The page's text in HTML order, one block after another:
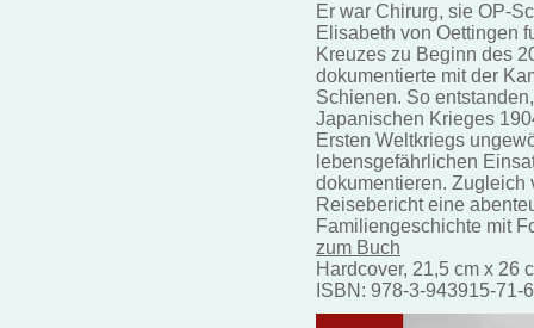
Er war Chirurg, sie OP-
Elisabeth von Oettingen
Kreuzes zu Beginn des
dokumentierte mit der
Schienen. So
Japanischen Krieges
Ersten Weltkriegs
lebensgefährlichen
dokumentieren.
Reisebericht eine
Familiengeschichte mit
zum Buch
Hardcover, 21,5 cm x 26
ISBN: 978-3-943915-